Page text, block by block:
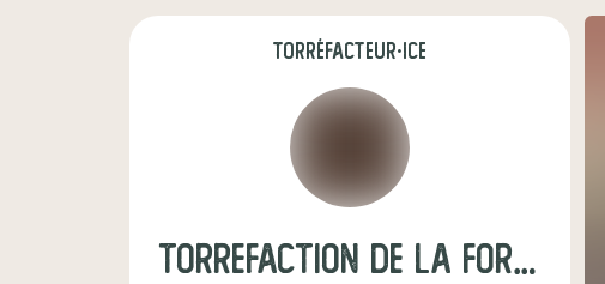
torréfacteur·ice
torrefaction de la forge